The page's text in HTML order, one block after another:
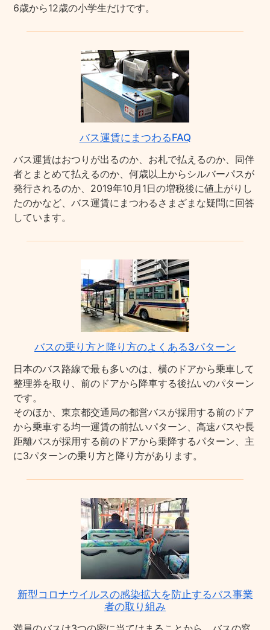
6歳から12歳の小学生だけです。
バス運賃にまつわるFAQ
バス運賃はおつりが出るのか、お札で払えるのか、同伴
者とまとめて払えるのか、何歳以上からシルバーパスが
発行されるのか、2019年10月1日の増税後に値上がりし
たのかなど、バス運賃にまつわるさまざまな疑問に回答
しています。
バスの乗り方と降り方のよくある3パターン
日本のバス路線で最も多いのは、横のドアから乗車して
整理券を取り、前のドアから降車する後払いのパターン
です。
そのほか、東京都交通局の都営バスが採用する前のドア
から乗車する均一運賃の前払いパターン、高速バスや長
距離バスが採用する前のドアから乗降するパターン、主
に3パターンの乗り方と降り方があります。
新型コロナウイルスの感染拡大を防止するバス事業
者の取り組み